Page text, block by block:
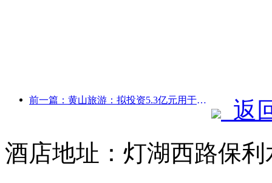
前一篇：黄山旅游：拟投资5.3亿元用于酒店改造
返
酒店地址：灯湖西路保